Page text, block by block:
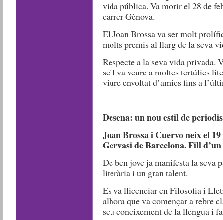
vida pública. Va morir el 28 de
carrer Gènova.
El Joan Brossa va ser molt
molts premis al llarg de la seva
Respecte a la seva vida privada.
se’l va veure a moltes tertúlies
viure envoltat d’amics fins a
—
Desena: un nou estil de
Joan Brossa i Cuervo neix el
Gervasi de Barcelona. Fill
De ben jove ja manifesta la seva
literària i un gran talent.
Es va llicenciar en Filosofia i
alhora que va començar a rebre
seu coneixement de la llengua i